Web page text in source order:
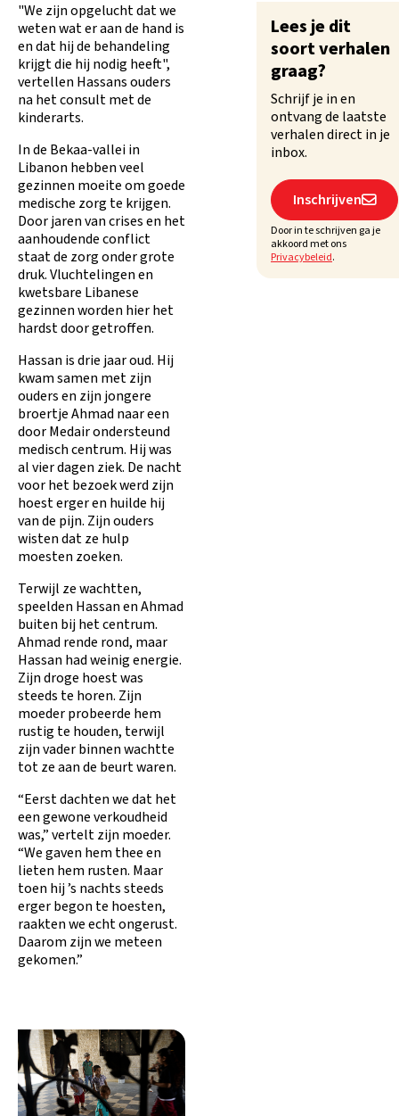
"We zijn opgelucht dat we
weten wat er aan de hand is
en dat hij de behandeling
krijgt die hij nodig heeft",
vertellen Hassans ouders
na het consult met de
kinderarts.
In de Bekaa-vallei in
Libanon hebben veel
gezinnen moeite om goede
medische zorg te krijgen.
Door jaren van crises en het
aanhoudende conflict
staat de zorg onder grote
druk. Vluchtelingen en
kwetsbare Libanese
gezinnen worden hier het
hardst door getroffen.
Hassan is drie jaar oud. Hij
kwam samen met zijn
ouders en zijn jongere
broertje Ahmad naar een
door Medair ondersteund
medisch centrum. Hij was
al vier dagen ziek. De nacht
voor het bezoek werd zijn
hoest erger en huilde hij
van de pijn. Zijn ouders
wisten dat ze hulp
moesten zoeken.
Terwijl ze wachtten,
speelden Hassan en Ahmad
buiten bij het centrum.
Ahmad rende rond, maar
Hassan had weinig energie.
Zijn droge hoest was
steeds te horen. Zijn
moeder probeerde hem
rustig te houden, terwijl
zijn vader binnen wachtte
tot ze aan de beurt waren.
“Eerst dachten we dat het
een gewone verkoudheid
was,” vertelt zijn moeder.
“We gaven hem thee en
lieten hem rusten. Maar
toen hij ’s nachts steeds
erger begon te hoesten,
raakten we echt ongerust.
Daarom zijn we meteen
gekomen.”
Lees je dit
soort verhalen
graag?
Schrijf je in en
ontvang de laatste
verhalen direct in je
inbox.
Inschrijven
Door in te schrijven ga je
akkoord met ons
Privacybeleid.